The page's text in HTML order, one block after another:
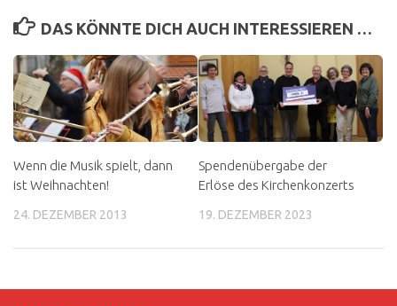
DAS KÖNNTE DICH AUCH INTERESSIEREN …
Wenn die Musik spielt, dann
ist Weihnachten!
24. DEZEMBER 2013
Spendenübergabe der
Erlöse des Kirchenkonzerts
19. DEZEMBER 2023